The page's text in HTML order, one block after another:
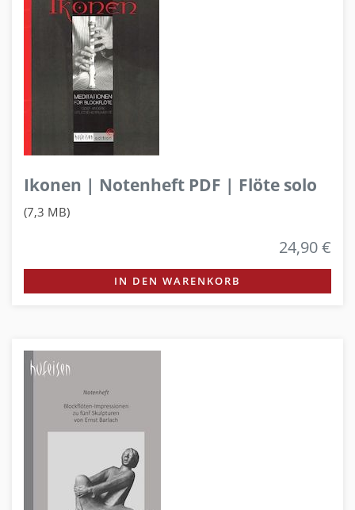
Ikonen | Notenheft PDF | Flöte solo
(7,3 MB)
24,90 €
IN DEN WARENKORB